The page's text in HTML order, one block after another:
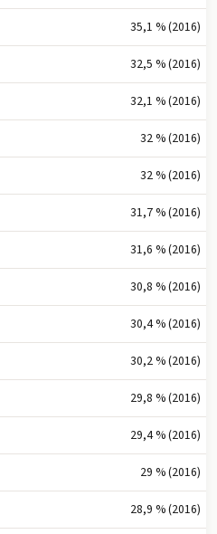
35,1 % (2016)
32,5 % (2016)
32,1 % (2016)
32 % (2016)
32 % (2016)
31,7 % (2016)
31,6 % (2016)
30,8 % (2016)
30,4 % (2016)
30,2 % (2016)
29,8 % (2016)
29,4 % (2016)
29 % (2016)
28,9 % (2016)